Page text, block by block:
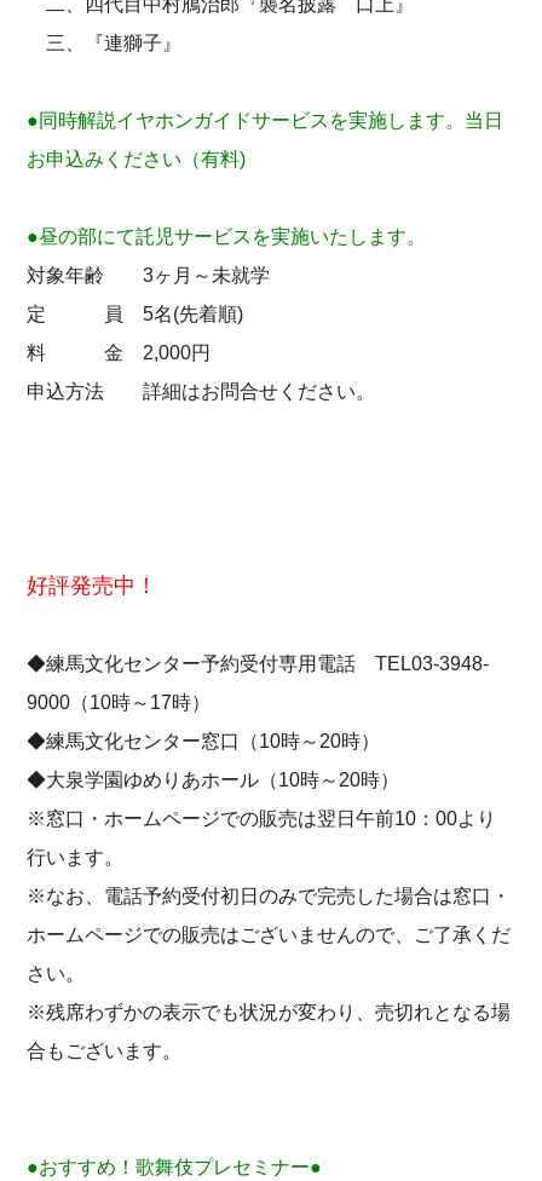
二、四代目中村鴈治郎『襲名披露 口上』
三、『連獅子』
●同時解説イヤホンガイドサービスを実施します。当日
お申込みください（有料)
●昼の部にて託児サービスを実施いたします。
対象年齢 3ヶ月～未就学
定 員 5名(先着順)
料 金 2,000円
申込方法 詳細はお問合せください。
好評発売中！
◆練馬文化センター予約受付専用電話 TEL03-3948-
9000（10時～17時）
◆練馬文化センター窓口（10時～20時）
◆大泉学園ゆめりあホール（10時～20時）
※窓口・ホームページでの販売は翌日午前10：00より
行います。
※なお、電話予約受付初日のみで完売した場合は窓口・
ホームページでの販売はございませんので、ご了承くだ
さい。
※残席わずかの表示でも状況が変わり、売切れとなる場
合もございます。
●おすすめ！歌舞伎プレセミナー●